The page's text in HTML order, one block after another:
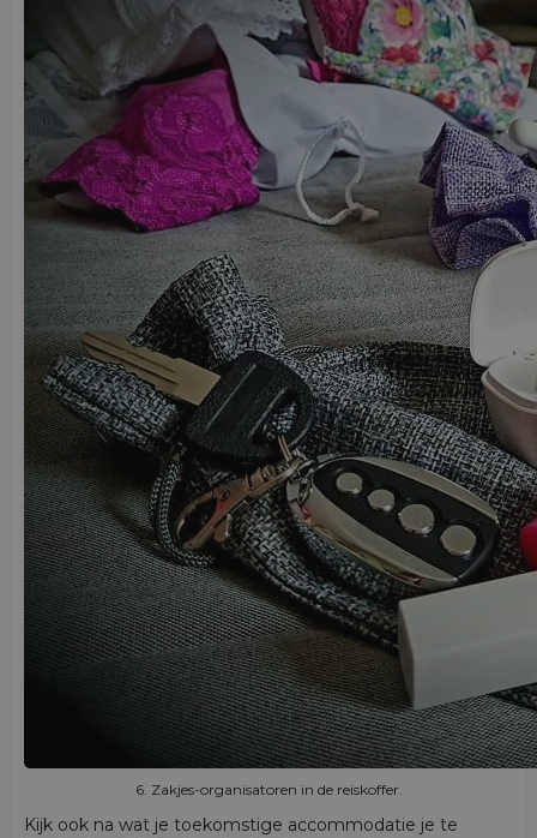
6. Zakjes-organisatoren in de reiskoffer.
Kijk ook na wat je toekomstige accommodatie je te